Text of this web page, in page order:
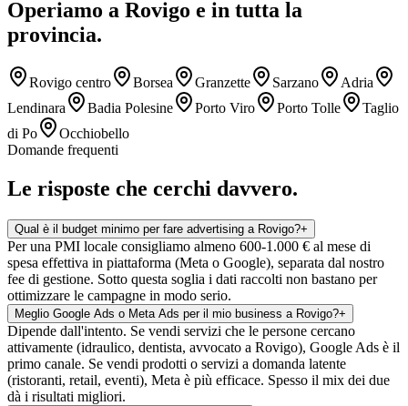
Operiamo a Rovigo e in tutta la
provincia.
Rovigo centro Borsea Granzette Sarzano
Adria
Lendinara
Badia Polesine Porto Viro Porto Tolle
Taglio
di Po
Occhiobello
Domande frequenti
Le risposte che cerchi davvero.
Qual è il budget minimo per fare advertising a Rovigo?+
Per una PMI locale consigliamo almeno 600-1.000 € al mese di
spesa effettiva in piattaforma (Meta o Google), separata dal nostro
fee di gestione. Sotto questa soglia i dati raccolti non bastano per
ottimizzare le campagne in modo serio.
Meglio Google Ads o Meta Ads per il mio business a Rovigo?+
Dipende dall'intento. Se vendi servizi che le persone cercano
attivamente (idraulico, dentista, avvocato a Rovigo), Google Ads è il
primo canale. Se vendi prodotti o servizi a domanda latente
(ristoranti, retail, eventi), Meta è più efficace. Spesso il mix dei due
dà i risultati migliori.